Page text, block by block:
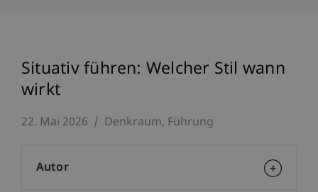
Situativ führen: Welcher Stil wann
wirkt
22. Mai 2026 Denkraum Führung
Autor